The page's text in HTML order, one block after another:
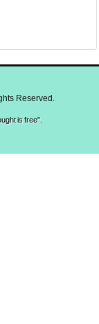
Reserved.
is free".